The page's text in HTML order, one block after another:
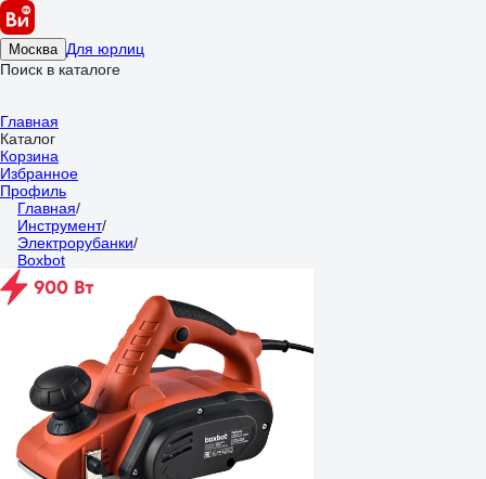
Москва Для юрлиц
Поиск в каталоге
Главная
Каталог
Корзина
Избранное
Профиль
Главная/
Инструмент/
Электрорубанки/
Boxbot